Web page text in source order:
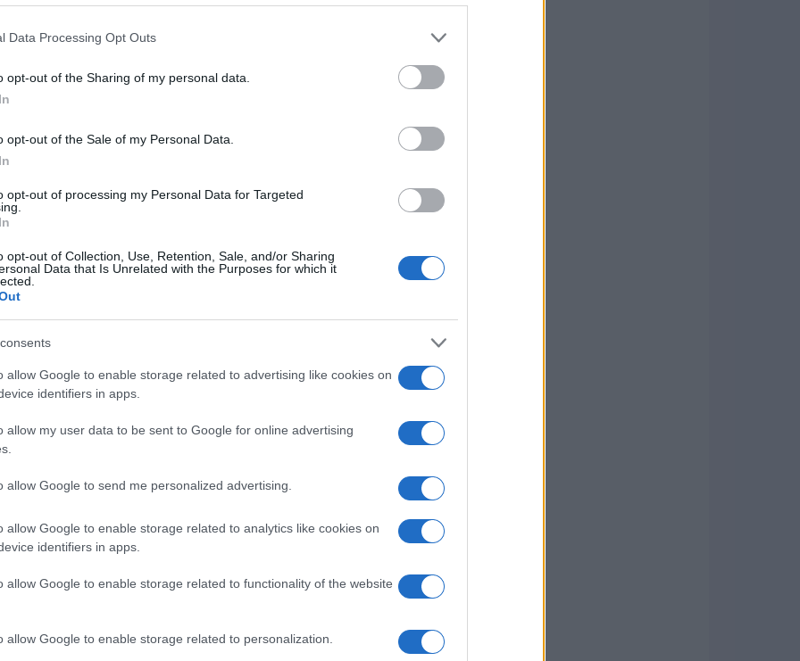
Data Processing Opt Outs
opt-out of the Sharing of my personal data.
opt-out of the Sale of my Personal Data.
opt-out of processing my Personal Data for Targeted
opt-out of Collection, Use, Retention, Sale, and/or Sharing
Data that Is Unrelated with the Purposes for which it
allow Google to enable storage related to advertising like cookies on
identifiers in apps.
allow my user data to be sent to Google for online advertising
allow Google to send me personalized advertising.
allow Google to enable storage related to analytics like cookies on
identifiers in apps.
allow Google to enable storage related to functionality of the website
allow Google to enable storage related to personalization.
1 GIORNO OUT
un indimenticabile San Valentino
2026
incantevoli e atmosfere magiche che…
Ilaria Beretta · 6 Feb 2026
Giugno rappresenta il periodo perfetto per vivere la